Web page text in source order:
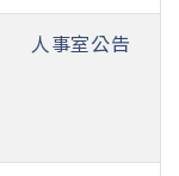
人事室公告